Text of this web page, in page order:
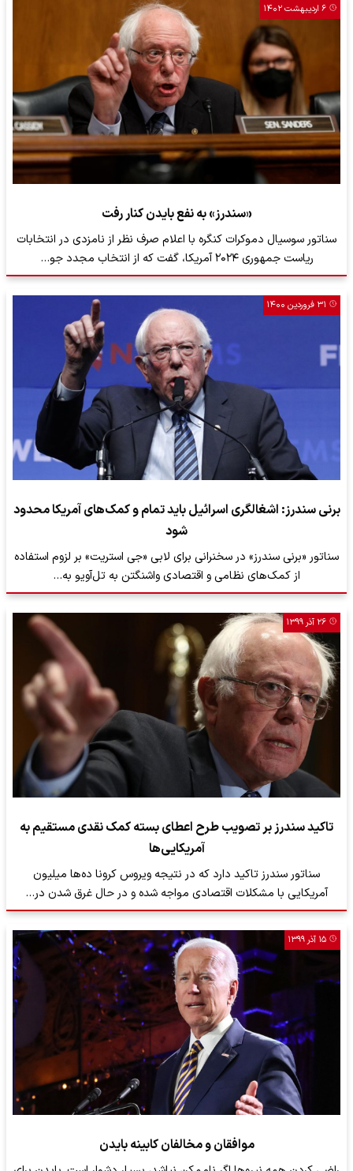
۶ اردیبهشت ۱۴۰۲
«سندرز» به نفع بایدن کنار رفت
سناتور سوسیال دموکرات کنگره با اعلام صرف نظر از نامزدی در انتخابات
ریاست جمهوری ۲۰۲۴ آمریکا، گفت که از انتخاب مجدد جو…
۳۱ فروردین ۱۴۰۰
برنی سندرز: اشغالگری اسرائیل باید تمام و کمک‌های آمریکا محدود
شود
سناتور «برنی سندرز» در سخنرانی برای لابی «جی استریت» بر لزوم استفاده
از کمک‌های نظامی و اقتصادی واشنگتن به تل‌آویو به…
۲۶ آذر ۱۳۹۹
تاکید سندرز بر تصویب طرح اعطای بسته‌ کمک نقدی مستقیم به
آمریکایی‌ها
سناتور سندرز تاکید دارد که در نتیجه ویروس کرونا ده‌ها میلیون
آمریکایی با مشکلات اقتصادی مواجه شده‌ و در حال غرق شدن در…
۱۵ آذر ۱۳۹۹
موافقان و مخالفان کابینه بایدن